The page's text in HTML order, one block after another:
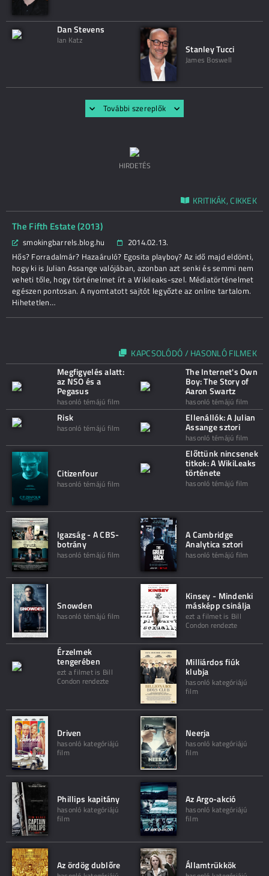
Dan Stevens
Ian Katz
Stanley Tucci
James Boswell
További szereplők
HIRDETÉS
KRITIKÁK, CIKKEK
The Fifth Estate (2013)
smokingbarrels.blog.hu
2014.02.13.
Hős? Forradalmár? Hazaáruló? Egosita playboy? Az idő majd eldönti,
hogy ki is Julian Assange valójában, azonban azt senki és semmi nem
veheti tőle, hogy történelmet írt a Wikileaks-szel. Médiatörténelmet
egészen pontosan. A nyomtatott sajtót legyőzte az online tartalom.
Hihetetlen…
KAPCSOLÓDÓ / HASONLÓ FILMEK
Megfigyelés alatt:
az NSO és a
Pegasus
hasonló témájú film
The Internet's Own
Boy: The Story of
Aaron Swartz
hasonló témájú film
Risk
hasonló témájú film
Ellenállók: A Julian
Assange sztori
hasonló témájú film
Citizenfour
hasonló témájú film
Előttünk nincsenek
titkok: A WikiLeaks
története
hasonló témájú film
Igazság - A CBS-
botrány
hasonló témájú film
A Cambridge
Analytica sztori
hasonló témájú film
Snowden
hasonló témájú film
Kinsey - Mindenki
másképp csinálja
ezt a filmet is Bill
Condon rendezte
Érzelmek
tengerében
ezt a filmet is Bill
Condon rendezte
Milliárdos fiúk
klubja
hasonló kategóriájú
film
Driven
hasonló kategóriájú
film
Neerja
hasonló kategóriájú
film
Phillips kapitány
hasonló kategóriájú
film
Az Argo-akció
hasonló kategóriájú
film
Az ördög dublőre Államtrükkök